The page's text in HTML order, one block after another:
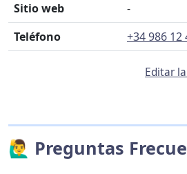
Sitio web
-
Teléfono
+34 986 12
Editar
🙋‍♂️ Preguntas